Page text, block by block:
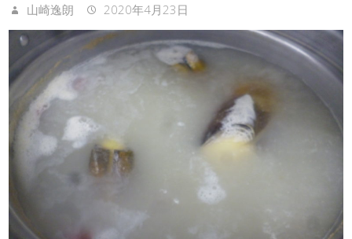
山崎逸朗 2020年4月23日